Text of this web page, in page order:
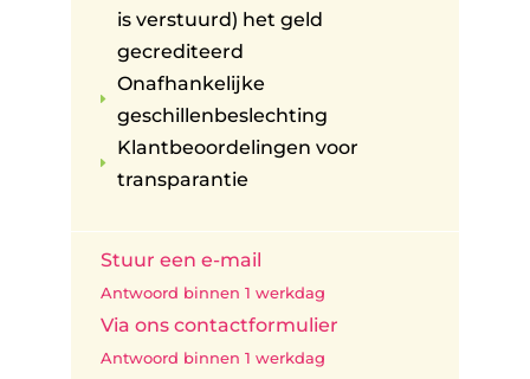
is verstuurd) het geld
gecrediteerd
E
Onafhankelijke
geschillenbeslechting
E
Klantbeoordelingen voor
transparantie
Stuur een e-mail
Antwoord binnen 1 werkdag
Via ons contactformulier
Antwoord binnen 1 werkdag